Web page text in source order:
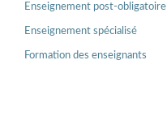
Enseignement post-obligatoire
Enseignement spécialisé
Formation des enseignants